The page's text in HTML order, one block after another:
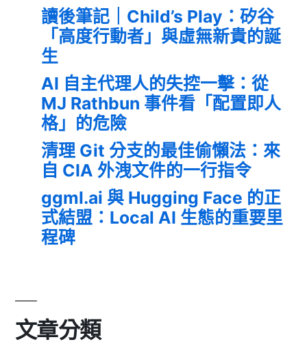
讀後筆記｜Child’s Play：矽谷
「高度行動者」與虛無新貴的誕
生
AI 自主代理人的失控一擊：從
MJ Rathbun 事件看「配置即人
格」的危險
清理 Git 分支的最佳偷懶法：來
自 CIA 外洩文件的一行指令
ggml.ai 與 Hugging Face 的正
式結盟：Local AI 生態的重要里
程碑
文章分類